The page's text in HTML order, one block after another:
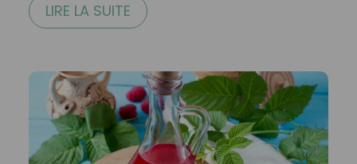
LIRE LA SUITE